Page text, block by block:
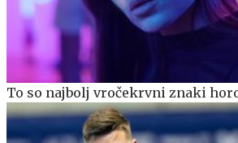
To so najbolj vročekrvni znaki